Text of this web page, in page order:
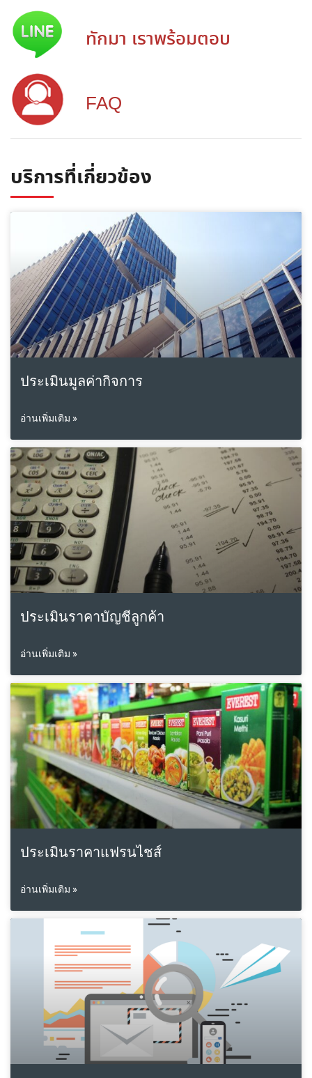
ทักมา เราพร้อมตอบ
FAQ
บริการที่เกี่ยวข้อง
ประเมินมูลค่ากิจการ
อ่านเพิ่มเติม »
ประเมินราคาบัญชีลูกค้า
อ่านเพิ่มเติม »
ประเมินราคาแฟรนไชส์
อ่านเพิ่มเติม »